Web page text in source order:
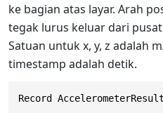
ke bagian atas layar. Arah
tegak lurus keluar dari
Satuan untuk x, y, z adalah
timestamp adalah detik.
Record AccelerometerResult